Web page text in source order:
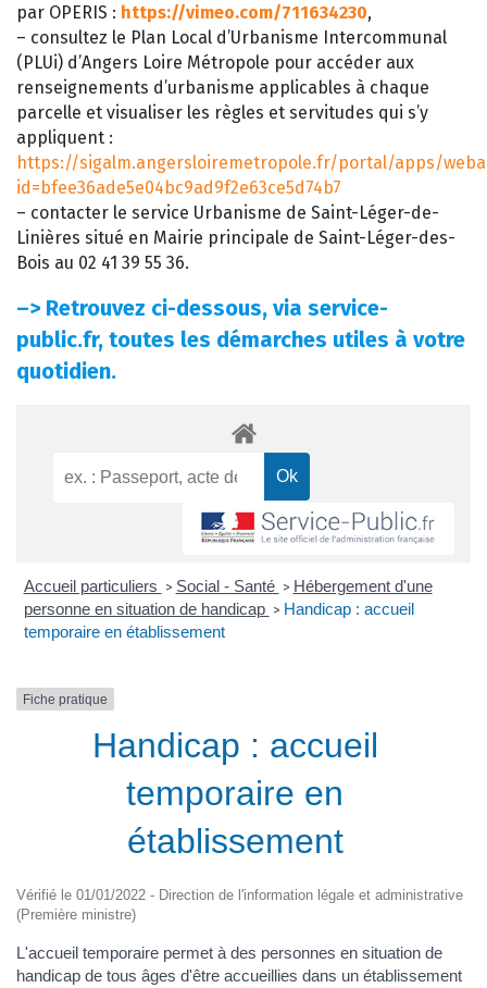
par OPERIS : https://vimeo.com/711634230,
– consultez le Plan Local d’Urbanisme Intercommunal
(PLUi) d’Angers Loire Métropole pour accéder aux
renseignements d’urbanisme applicables à chaque
parcelle et visualiser les règles et servitudes qui s’y
appliquent :
https://sigalm.angersloiremetropole.fr/portal/apps/
id=bfee36ade5e04bc9ad9f2e63ce5d74b7
– contacter le service Urbanisme de Saint-Léger-de-
Linières situé en Mairie principale de Saint-Léger-des-
Bois au 02 41 39 55 36.
–> Retrouvez ci-dessous, via service-
public.fr, toutes les démarches utiles à votre
quotidien.
Accueil particuliers > Social - Santé > Hébergement d'une
personne en situation de handicap > Handicap : accueil
temporaire en établissement
Fiche pratique
Handicap : accueil
temporaire en
établissement
Vérifié le 01/01/2022 - Direction de l'information légale et administrative
(Première ministre)
L'accueil temporaire permet à des personnes en situation de
handicap de tous âges d'être accueillies dans un établissement